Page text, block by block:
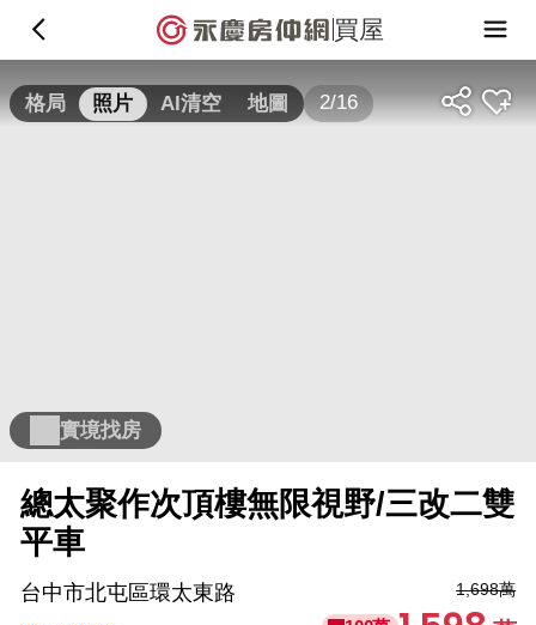
買屋
格局 照片 AI清空 地圖 2/16
實境找房
總太聚作次頂樓無限視野/三改二雙
平車
台中市北屯區環太東路 1,698萬